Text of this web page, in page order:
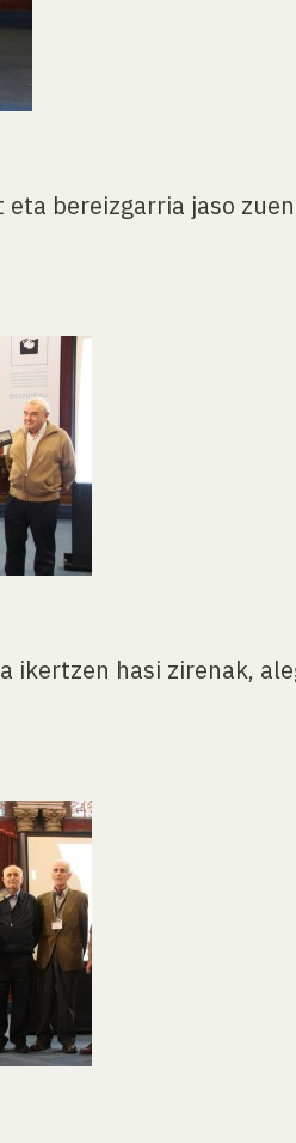
bereizgarria jaso
hasi zirenak,